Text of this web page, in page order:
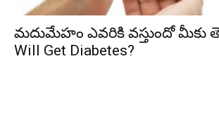
మదుమేహం ఎవరికి వస్తుందో మీకు
Will Get Diabetes?